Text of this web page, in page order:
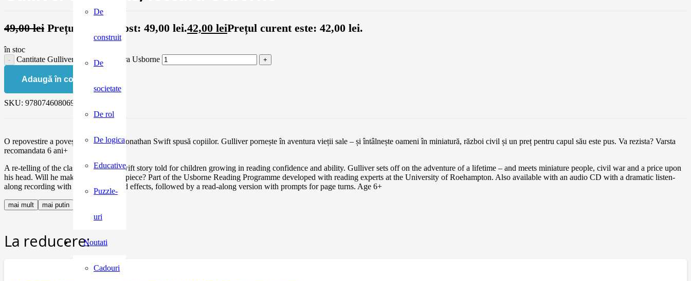
De
construit
De
societate
De rol
De logica
Educative
Puzzle-
uri
Noutati
Cadouri
49,00lei Prețul inițial a fost: 49,00 lei.42,00 leiPrețul curent este: 42,00 lei.
în stoc
Cantitate Gulliver's Travels, lectura Usborne
Adaugă în coș
SKU: 9780746080696
O repovestire a poveștii clasice a lui Jonathan Swift spusă copiilor. Gulliver pornește în aventura vieții sale – și întâlnește oameni în miniatură, război civil și un preț pentru capul său este pus. Va rezista? Varsta
recomandata 6 ani+
A re-telling of the classic Jonathan Swift story told for children growing in reading confidence and ability. Gulliver sets off on the adventure of a lifetime – and meets miniature people, civil war and a price upon
his head. Will he make it back in one piece? Part of the Usborne Reading Programme developed with reading experts at the University of Roehampton. Also available with an audio CD with a dramatic listen-
along recording with music and sound effects, followed by a read-along version with prompts for page turns. Age 6+
mai mult mai putin
La reducere: